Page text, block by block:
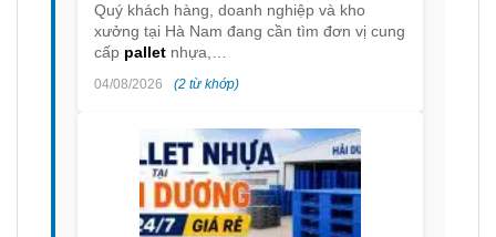
Quý khách hàng, doanh nghiệp và kho
xưởng tại Hà Nam đang cần tìm đơn vị cung
cấp pallet nhựa,…
04/08/2026 (2 từ khớp)